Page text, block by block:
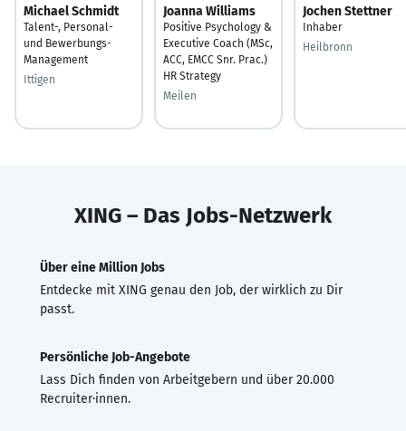
Michael Schmidt
Talent-, Personal-
und Bewerbungs-
Management
Ittigen
Joanna Williams
Positive Psychology &
Executive Coach (MSc,
ACC, EMCC Snr. Prac.)
HR Strategy
Meilen
Jochen Stettner
Inhaber
Heilbronn
XING – Das Jobs-Netzwerk
Über eine Million Jobs
Entdecke mit XING genau den Job, der wirklich zu Dir
passt.
Persönliche Job-Angebote
Lass Dich finden von Arbeitgebern und über 20.000
Recruiter·innen.